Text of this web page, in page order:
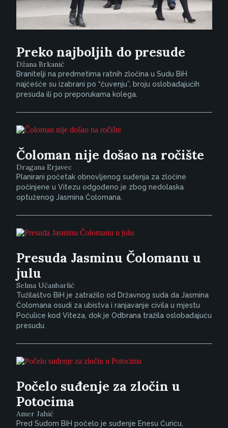
Preko najboljih do presude
Džana Brkanić
Branitelji na predmetima ratnih zločina u Sudu BiH
najčešće su izabrani po “čuvenju”, broju oslobađajućih
presuda ili po preporukama kolega.
Čoloman nije došao na ročište
Dragana Erjavec
Planirani početak obnovljenog suđenja za zločine
počinjene u Vitezu odgođeno je zbog nedolaska
optuženog Jasmina Čolomana.
Presuda Jasminu Čolomanu u
julu
Selma Učanbarlić
Tužilaštvo BiH je zatražilo od Državnog suda da Jasmina
Čolomana osudi za ubistva i ranjavanje civila u mjestu
Počulice kod Viteza, dok je Odbrana tražila oslobađajuću
presudu.
Počelo suđenje za zločin u
Potocima
Amer Jahić
Pred Sudom BiH počelo je suđenje Enesu Ćuriću,